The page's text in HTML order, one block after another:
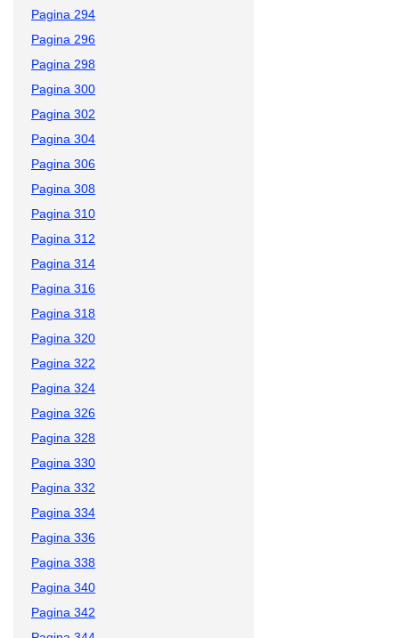
Pagina 294
Pagina 296
Pagina 298
Pagina 300
Pagina 302
Pagina 304
Pagina 306
Pagina 308
Pagina 310
Pagina 312
Pagina 314
Pagina 316
Pagina 318
Pagina 320
Pagina 322
Pagina 324
Pagina 326
Pagina 328
Pagina 330
Pagina 332
Pagina 334
Pagina 336
Pagina 338
Pagina 340
Pagina 342